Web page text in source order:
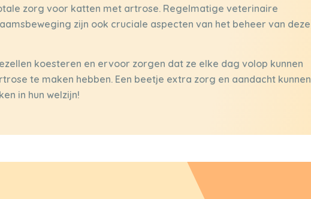
zorg voor katten met artrose. Regelmatige veterinaire
zijn ook cruciale aspecten van het beheer van deze
koesteren en ervoor zorgen dat ze elke dag volop kunnen
te maken hebben. Een beetje extra zorg en aandacht kunnen
in hun welzijn!